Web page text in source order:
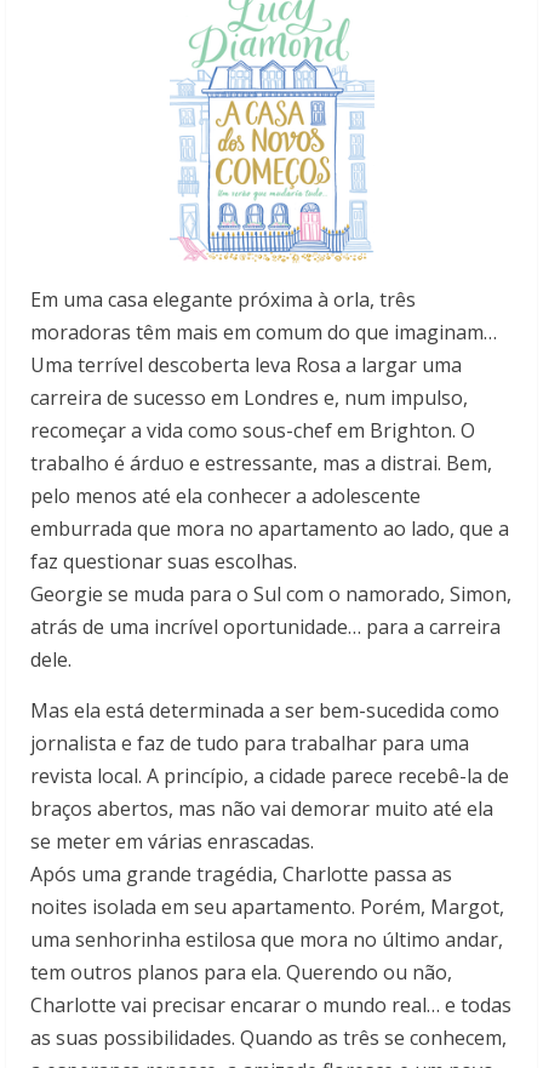
Em uma casa elegante próxima à orla, três
moradoras têm mais em comum do que imaginam…
Uma terrível descoberta leva Rosa a largar uma
carreira de sucesso em Londres e, num impulso,
recomeçar a vida como sous-chef em Brighton. O
trabalho é árduo e estressante, mas a distrai. Bem,
pelo menos até ela conhecer a adolescente
emburrada que mora no apartamento ao lado, que a
faz questionar suas escolhas.
Georgie se muda para o Sul com o namorado, Simon,
atrás de uma incrível oportunidade… para a carreira
dele.
Mas ela está determinada a ser bem-sucedida como
jornalista e faz de tudo para trabalhar para uma
revista local. A princípio, a cidade parece recebê-la de
braços abertos, mas não vai demorar muito até ela
se meter em várias enrascadas.
Após uma grande tragédia, Charlotte passa as
noites isolada em seu apartamento. Porém, Margot,
uma senhorinha estilosa que mora no último andar,
tem outros planos para ela. Querendo ou não,
Charlotte vai precisar encarar o mundo real… e todas
as suas possibilidades. Quando as três se conhecem,